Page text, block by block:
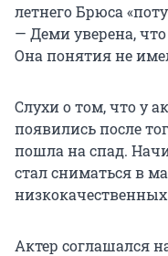
летнего Брюса
— Деми уверена, что
Она понятия не
Слухи о том, что у
появились после
пошла на спад.
стал сниматься в
Актер соглашался